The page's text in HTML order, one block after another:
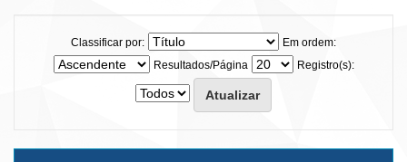
Classificar por:
Em ordem:
Resultados/Página
Registro(s):